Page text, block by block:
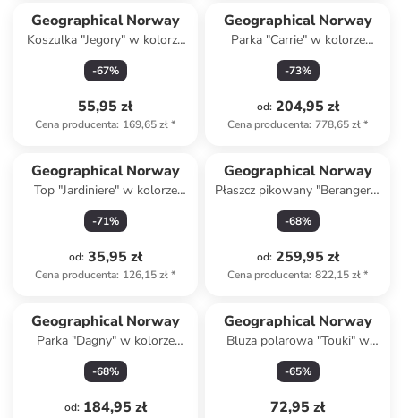
Geographical Norway
Koszulka "Jegory" w kolorze
granatowym
-67%
55,95 zł
Cena producenta: 169,65 zł*
Geographical Norway
Parka "Carrie" w kolorze
granatowym
-73%
od: 204,95 zł
Cena producenta: 778,65 zł*
Geographical Norway
Top "Jardiniere" w kolorze
szarym
-71%
od: 35,95 zł
Cena producenta: 126,15 zł*
Geographical Norway
Płaszcz pikowany "Berangere"
w kolorze szarobrązowym
-68%
od: 259,95 zł
Cena producenta: 822,15 zł*
Geographical Norway
Parka "Dagny" w kolorze
granatowym
-68%
od: 184,95 zł
Geographical Norway
Bluza polarowa "Touki" w
kolorze kremowo-
granatowym
-65%
72,95 zł